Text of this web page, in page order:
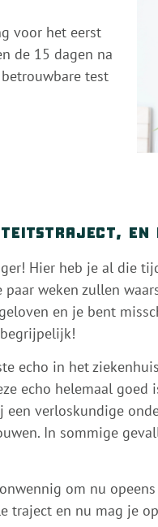
voor het eerst
de 15 dagen na
test
en
Hier heb je al die
paar weken zullen
en je bent
echo in het
echo helemaal
een verloskundige
In sommige
om nu opeens
traject en nu mag je